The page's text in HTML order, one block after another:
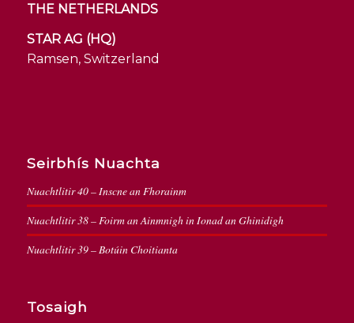
THE NETHERLANDS
STAR AG (HQ)
Ramsen, Switzerland
Seirbhís Nuachta
Nuachtlitir 40 – Inscne an Fhorainm
Nuachtlitir 38 – Foirm an Ainmnigh in Ionad an Ghinidigh
Nuachtlitir 39 – Botúin Choitianta
Tosaigh